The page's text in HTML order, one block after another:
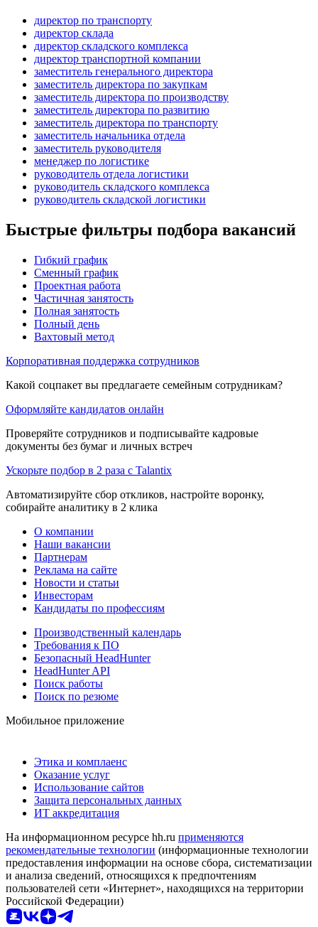
директор по транспорту
директор склада
директор складского комплекса
директор транспортной компании
заместитель генерального директора
заместитель директора по закупкам
заместитель директора по производству
заместитель директора по развитию
заместитель директора по транспорту
заместитель начальника отдела
заместитель руководителя
менеджер по логистике
руководитель отдела логистики
руководитель складского комплекса
руководитель складской логистики
Быстрые фильтры подбора вакансий
Гибкий график
Сменный график
Проектная работа
Частичная занятость
Полная занятость
Полный день
Вахтовый метод
Корпоративная поддержка сотрудников
Какой соцпакет вы предлагаете семейным сотрудникам?
Оформляйте кандидатов онлайн
Проверяйте сотрудников и подписывайте кадровые
документы без бумаг и личных встреч
Ускорьте подбор в 2 раза с Talantix
Автоматизируйте сбор откликов, настройте воронку,
собирайте аналитику в 2 клика
О компании
Наши вакансии
Партнерам
Реклама на сайте
Новости и статьи
Инвесторам
Кандидаты по профессиям
Производственный календарь
Требования к ПО
Безопасный HeadHunter
HeadHunter API
Поиск работы
Поиск по резюме
Мобильное приложение
Этика и комплаенс
Оказание услуг
Использование сайтов
Защита персональных данных
ИТ аккредитация
На информационном ресурсе hh.ru применяются
рекомендательные технологии (информационные технологии
предоставления информации на основе сбора, систематизации
и анализа сведений, относящихся к предпочтениям
пользователей сети «Интернет», находящихся на территории
Российской Федерации)